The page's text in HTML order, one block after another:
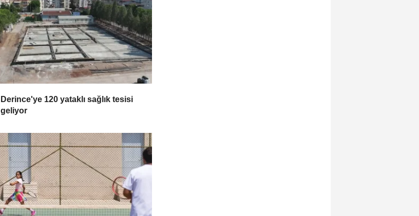
Derince'ye 120 yataklı sağlık tesisi
geliyor